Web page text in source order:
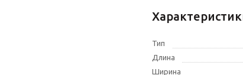
Тип
Длина
Ширина